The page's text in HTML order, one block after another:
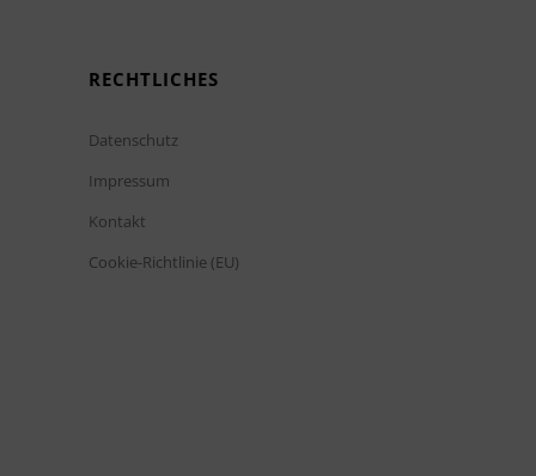
RECHTLICHES
Datenschutz
Impressum
Kontakt
Cookie-Richtlinie (EU)